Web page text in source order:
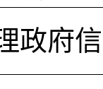
政府